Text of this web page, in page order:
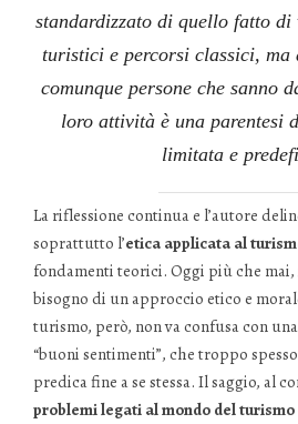
standardizzato di quello fatto
turistici e percorsi classici,
comunque persone che sanno
loro attività è una parentesi
limitata e
La riflessione continua e l’autore
soprattutto l’etica applicata al
fondamenti teorici. Oggi più che
bisogno di un approccio etico e
turismo, però, non va confusa con
“buoni sentimenti”, che troppo
predica fine a se stessa. Il saggio, al
problemi legati al mondo del turismo